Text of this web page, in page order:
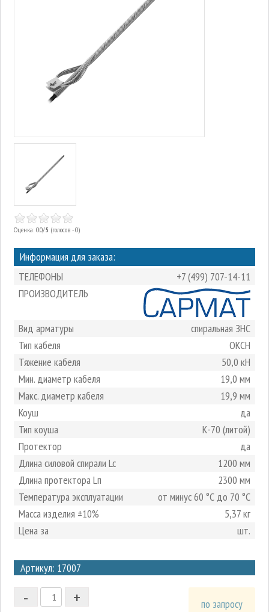
Оценка: 0.0/5 (голосов - 0)
Информация для заказа:
ТЕЛЕФОНЫ
+7 (499) 707-14-11
ПРОИЗВОДИТЕЛЬ
Вид арматуры
спиральная ЗНС
Тип кабеля
ОКСН
Тяжение кабеля
50,0 кН
Мин. диаметр кабеля
19,0 мм
Макс. диаметр кабеля
19,9 мм
Коуш
да
Тип коуша
К-70 (литой)
Протектор
да
Длина силовой спирали Lc
1200 мм
Длина протектора Lп
2300 мм
Температура эксплуатации
от минус 60 °С до 70 °С
Масса изделия ±10%
5,37 кг
Цена за
шт.
Артикул: 17007
2
1
+
- по запросу